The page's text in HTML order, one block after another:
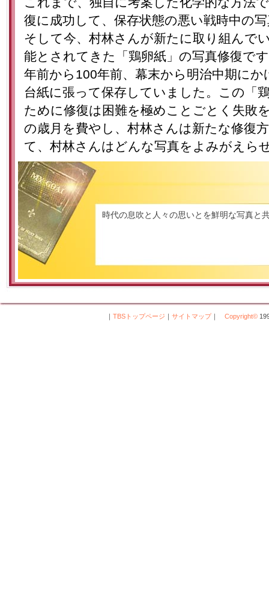
復に成功して、保存状態の悪い戦時中の
そして今、村林さんが新たに取り組んで
能とされてきた「鶏卵紙」の写真修復で
年前から100年前、幕末から明治中期に
台紙に張って保存していました。この「
ために修復は困難を極めことごとく失敗
の歳月を費やし、村林さんは新たな修復
て、村林さんはどんな写真をよみがえら
時代の息吹と人々の思いとを鮮明な写真と
｜ TBSトップページ ｜ サイトマップ｜ Copyright©